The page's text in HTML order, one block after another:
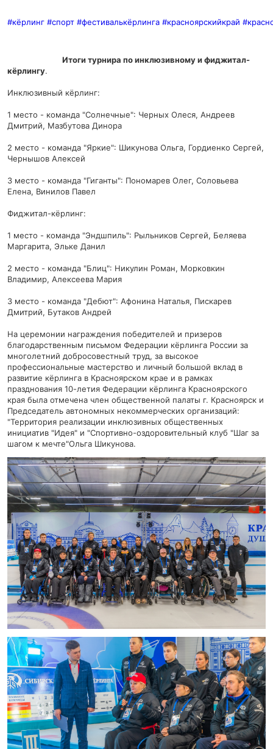
#кёрлинг #спорт #фестивалькёрлинга #красноярскийкрай
Итоги турнира по инклюзивному и фиджитал-
кёрлингу.
Инклюзивный кёрлинг:
1 место - команда "Солнечные": Черных Олеся, Андреев
Дмитрий, Мазбутова Динора
2 место - команда "Яркие": Шикунова Ольга, Гордиенко Сергей,
Чернышов Алексей
3 место - команда "Гиганты": Пономарев Олег, Соловьева
Елена, Винилов Павел
Фиджитал-кёрлинг:
1 место - команда "Эндшпиль": Рыльников Сергей, Беляева
Маргарита, Эльке Данил
2 место - команда "Блиц": Никулин Роман, Морковкин
Владимир, Алексеева Мария
3 место - команда "Дебют": Афонина Наталья, Пискарев
Дмитрий, Бутаков Андрей
На церемонии награждения победителей и призеров
благодарственным письмом Федерации кёрлинга России за
многолетний добросовестный труд, за высокое
профессиональные мастерство и личный большой вклад в
развитие кёрлинга в Красноярском крае и в рамках
празднования 10-летия Федерации кёрлинга Красноярского
края была отмечена член общественной палаты г. Красноярск и
Председатель автономных некоммерческих организаций:
"Территория реализации инклюзивных общественных
инициатив "Идея" и "Спортивно-оздоровительный клуб "Шаг за
шагом к мечте"Ольга Шикунова.